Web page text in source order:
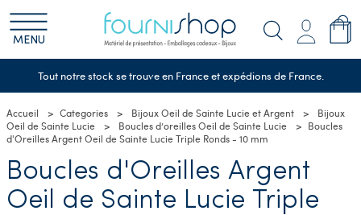
MENU
Tout notre stock se trouve en France et expédions de France.
Accueil Categories Bijoux Oeil de Sainte Lucie et Argent
Bijoux
Oeil de Sainte Lucie
Boucles d’oreilles Oeil de Sainte Lucie
Boucles
d'Oreilles Argent Oeil de Sainte Lucie Triple Ronds - 10 mm
Boucles d'Oreilles Argent
Oeil de Sainte Lucie Triple